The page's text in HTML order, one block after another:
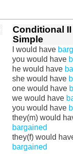
Conditional II
Simple
I would have
you would have
he would have
she would have
one would have
we would have
you would have
they(m) would
bargained
they(f) would
bargained